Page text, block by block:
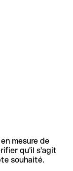
mesure de
qu'il s'agit
souhaité.